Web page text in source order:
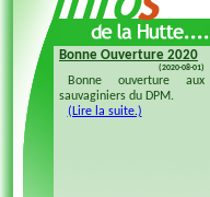
Bonne Ouverture 2020
(2020-08-01)
Bonne ouverture aux
sauvaginiers du DPM.
(Lire la suite.)